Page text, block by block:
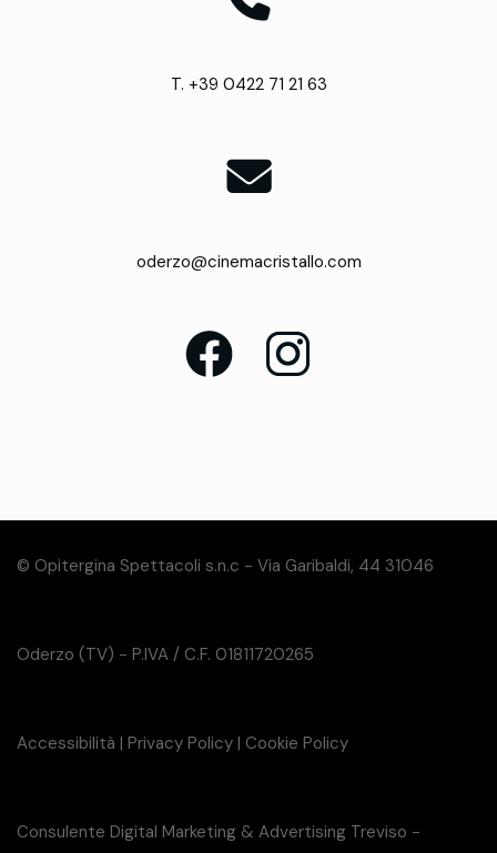
T. +39 0422 71 21 63
oderzo@cinemacristallo.com
© Opitergina Spettacoli s.n.c - Via Garibaldi, 44 31046
Oderzo (TV) - P.IVA / C.F. 01811720265
Accessibilità | Privacy Policy | Cookie Policy
Consulente Digital Marketing & Advertising Treviso -